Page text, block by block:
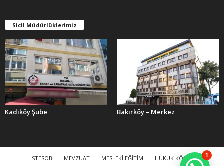
Sicil Müdürlüklerimiz
Kadıköy Şube Bakırköy – Merkez
İSTESOB MEVZUAT MESLEKİ EĞİTİM HUKUK KÖŞESİ 1